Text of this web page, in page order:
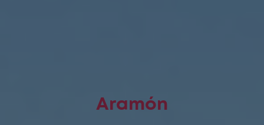
Aramón